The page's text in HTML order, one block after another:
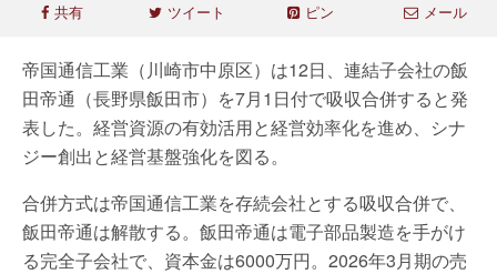
共有 ツイート ピン メール
帝国通信工業（川崎市中原区）は12日、連結子会社の飯
田帝通（長野県飯田市）を7月1日付で吸収合併すると発
表した。経営資源の有効活用と経営効率化を進め、シナ
ジー創出と経営基盤強化を図る。
合併方式は帝国通信工業を存続会社とする吸収合併で、
飯田帝通は解散する。飯田帝通は電子部品製造を手がけ
る完全子会社で、資本金は6000万円。2026年3月期の売